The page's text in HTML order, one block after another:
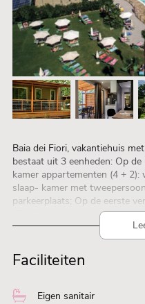
Baia dei Fiori, vakantiehuis
bestaat uit 3 eenheden: Op
kamer appartementen (4 +
slaap- kamer met
parkeerplaats; Op de eerste
(6 + 2added): drie
badkamers, groot balkon,
BaiaVerde: verwarmde
minimarket, animatie, direct
Faciliteiten
Eigen sanitair